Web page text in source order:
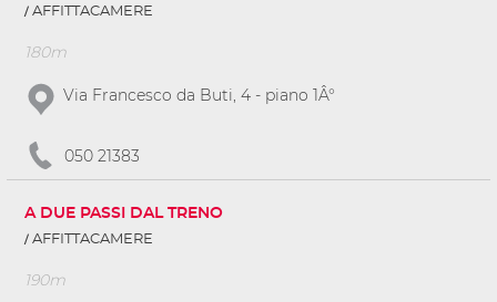
AFFITTACAMERE
180m
Via Francesco da Buti, 4 - piano 1Â°
050 21383
A DUE PASSI DAL TRENO
AFFITTACAMERE
190m